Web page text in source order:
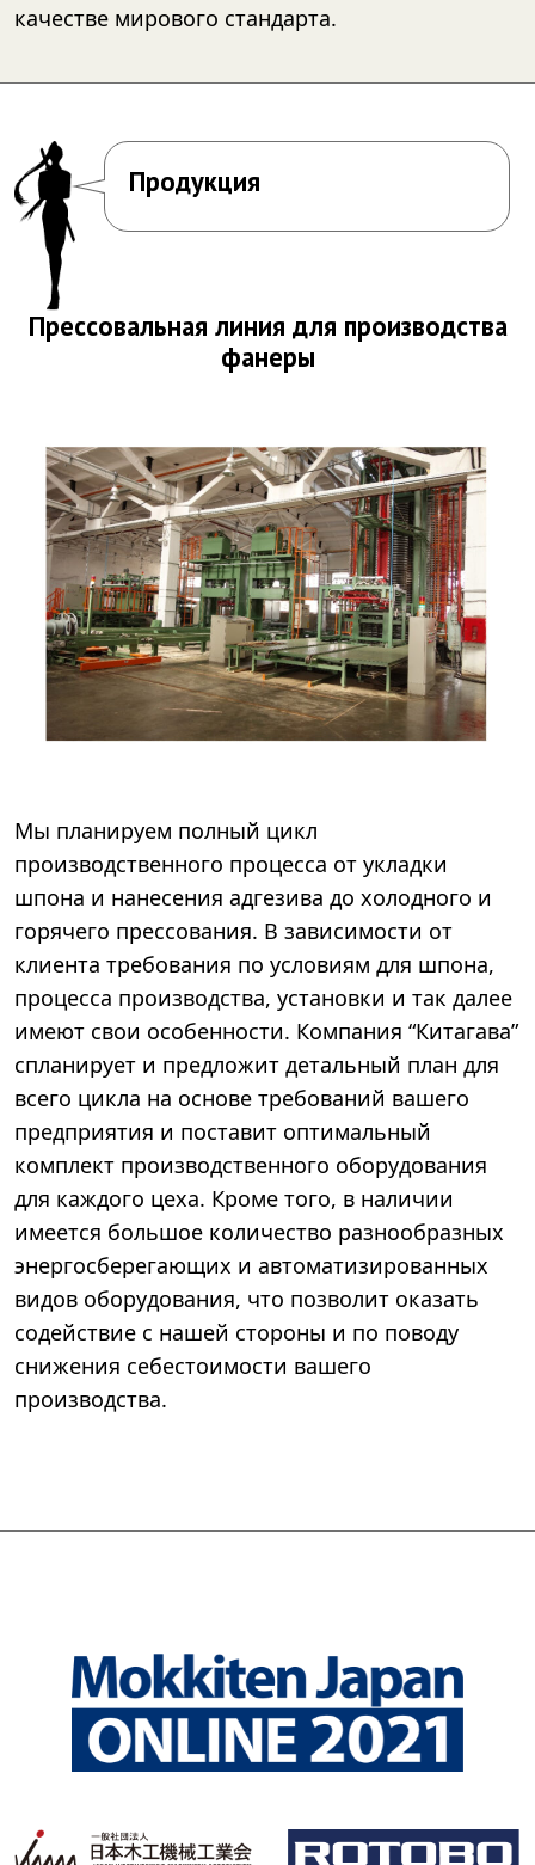
качестве мирового стандарта.
Продукция
Прессовальная линия для производства
фанеры
Мы планируем полный цикл
производственного процесса от укладки
шпона и нанесения адгезива до холодного и
горячего прессования. В зависимости от
клиента требования по условиям для шпона,
процесса производства, установки и так далее
имеют свои особенности. Компания “Китагава”
спланирует и предложит детальный план для
всего цикла на основе требований вашего
предприятия и поставит оптимальный
комплект производственного оборудования
для каждого цеха. Кроме того, в наличии
имеется большое количество разнообразных
энергосберегающих и автоматизированных
видов оборудования, что позволит оказать
содействие с нашей стороны и по поводу
снижения себестоимости вашего
производства.